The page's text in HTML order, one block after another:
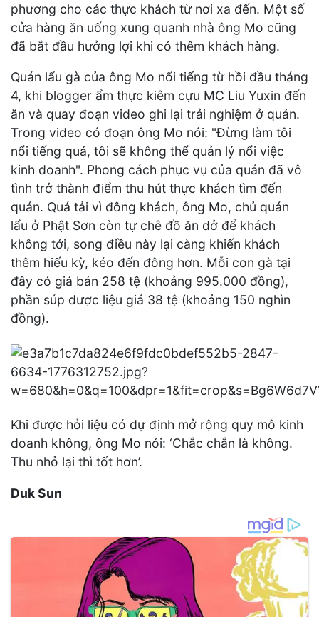
phương cho các thực khách từ nơi xa đến. Một số
cửa hàng ăn uống xung quanh nhà ông Mo cũng
đã bắt đầu hưởng lợi khi có thêm khách hàng.
Quán lẩu gà của ông Mo nổi tiếng từ hồi đầu tháng
4, khi blogger ẩm thực kiêm cựu MC Liu Yuxin đến
ăn và quay đoạn video ghi lại trải nghiệm ở quán.
Trong video có đoạn ông Mo nói: "Đừng làm tôi
nổi tiếng quá, tôi sẽ không thể quản lý nổi việc
kinh doanh". Phong cách phục vụ của quán đã vô
tình trở thành điểm thu hút thực khách tìm đến
quán. Quá tải vì đông khách, ông Mo, chủ quán
lẩu ở Phật Sơn còn tự chê đồ ăn dở để khách
không tới, song điều này lại càng khiến khách
thêm hiếu kỳ, kéo đến đông hơn. Mỗi con gà tại
đây có giá bán 258 tệ (khoảng 995.000 đồng),
phần súp dược liệu giá 38 tệ (khoảng 150 nghìn
đồng).
Khi được hỏi liệu có dự định mở rộng quy mô kinh
doanh không, ông Mo nói: ‘Chắc chắn là không.
Thu nhỏ lại thì tốt hơn’.
Duk Sun